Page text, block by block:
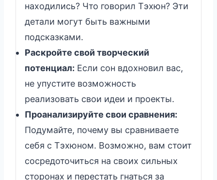
находились? Что говорил Тэхюн? Эти
детали могут быть важными
подсказками.
Раскройте свой творческий
потенциал: Если сон вдохновил вас,
не упустите возможность
реализовать свои идеи и проекты.
Проанализируйте свои сравнения:
Подумайте, почему вы сравниваете
себя с Тэхюном. Возможно, вам стоит
сосредоточиться на своих сильных
сторонах и перестать гнаться за